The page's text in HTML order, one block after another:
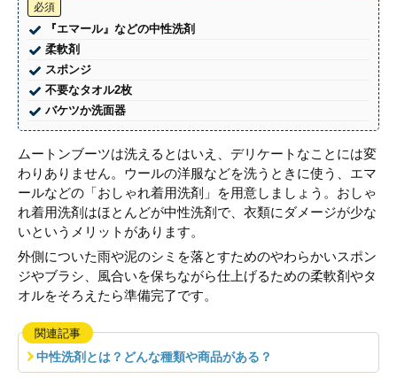
必須
『エマール』などの中性洗剤
柔軟剤
スポンジ
不要なタオル2枚
バケツか洗面器
ムートンブーツは洗えるとはいえ、デリケートなことには変
わりありません。ウールの洋服などを洗うときに使う、エマ
ールなどの「おしゃれ着用洗剤」を用意しましょう。おしゃ
れ着用洗剤はほとんどが中性洗剤で、衣類にダメージが少な
いというメリットがあります。
外側についた雨や泥のシミを落とすためのやわらかいスポン
ジやブラシ、風合いを保ちながら仕上げるための柔軟剤やタ
オルをそろえたら準備完了です。
関連記事
中性洗剤とは？どんな種類や商品がある？